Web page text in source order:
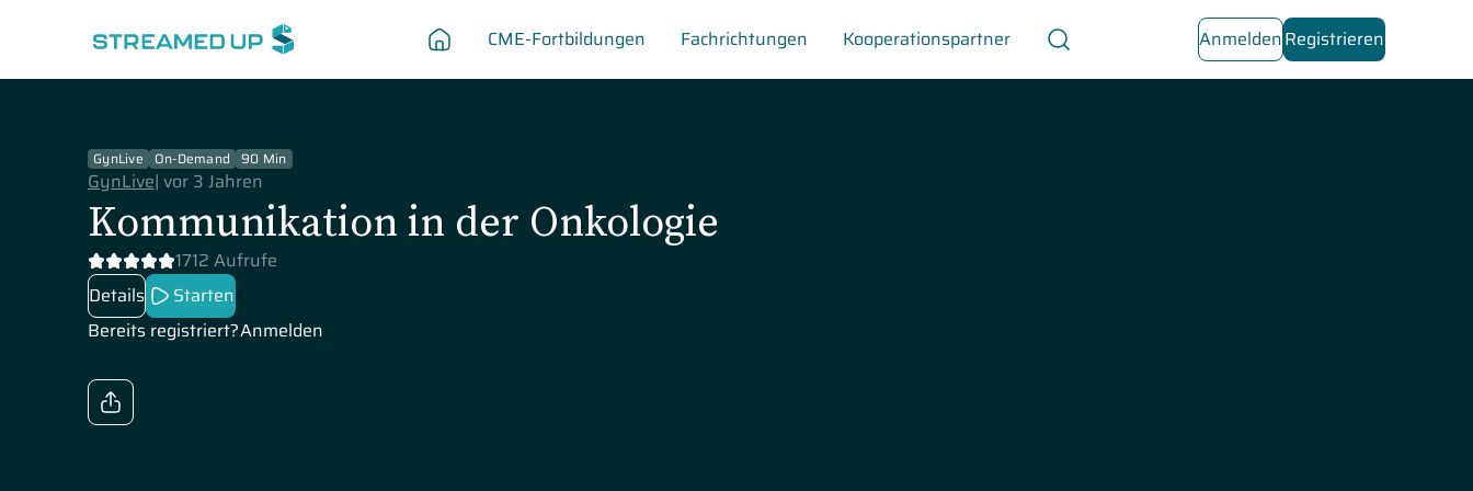
CME-Fortbildungen Fachrichtungen Kooperationspartner AnmeldenRegistrieren
GynLive On-Demand 90 Min
GynLive| vor 3 Jahren
Kommunikation in der Onkologie
1712 Aufrufe
Details
Starten
Bereits registriert?Anmelden